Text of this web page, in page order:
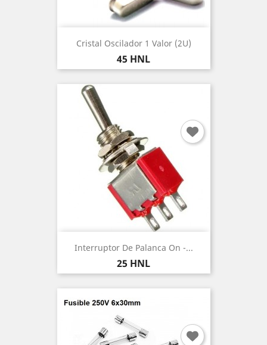
Cristal Oscilador 1 Valor (2U)
Precio
45 HNL
Interruptor De Palanca On -...
Precio
25 HNL